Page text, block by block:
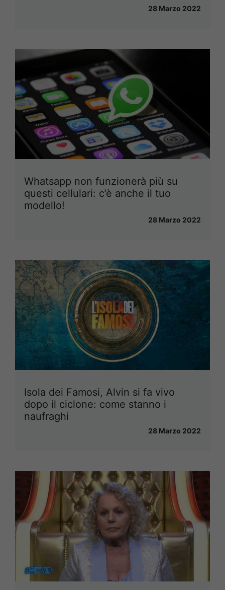
28 Marzo 2022
Whatsapp non funzionerà più su
questi cellulari: c’è anche il tuo
modello!
28 Marzo 2022
Isola dei Famosi, Alvin si fa vivo
dopo il ciclone: come stanno i
naufraghi
28 Marzo 2022